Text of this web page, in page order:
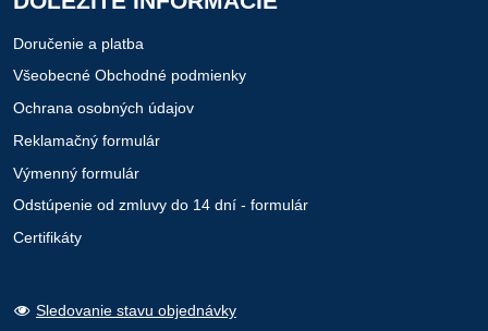
Doručenie a platba
Všeobecné Obchodné podmienky
Ochrana osobných údajov
Reklamačný formulár
Výmenný formulár
Odstúpenie od zmluvy do 14 dní - formulár
Certifikáty
Sledovanie stavu objednávky